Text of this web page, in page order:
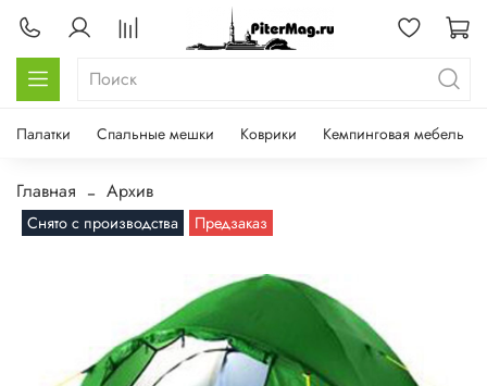
Палатки Спальные мешки Коврики Кемпинговая мебель
Главная Архив
Снято с производства Предзаказ